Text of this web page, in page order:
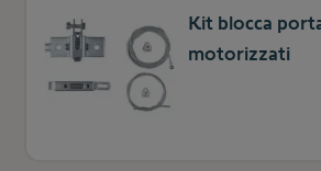
Kit blocca
motorizzati